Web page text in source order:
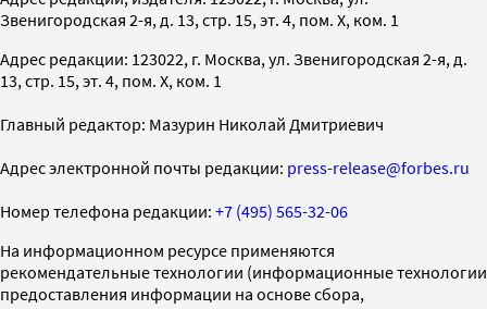
Звенигородская 2-я, д. 13, стр. 15, эт. 4, пом. X, ком. 1
Адрес редакции: 123022, г. Москва, ул. Звенигородская 2-я, д.
13, стр. 15, эт. 4, пом. X, ком. 1
Главный редактор: Мазурин Николай Дмитриевич
Адрес электронной почты редакции: press-release@forbes.ru
Номер телефона редакции: +7 (495) 565-32-06
На информационном ресурсе применяются
рекомендательные технологии (информационные технологии
предоставления информации на основе сбора,